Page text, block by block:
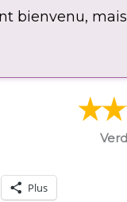
bienvenu,
Plus